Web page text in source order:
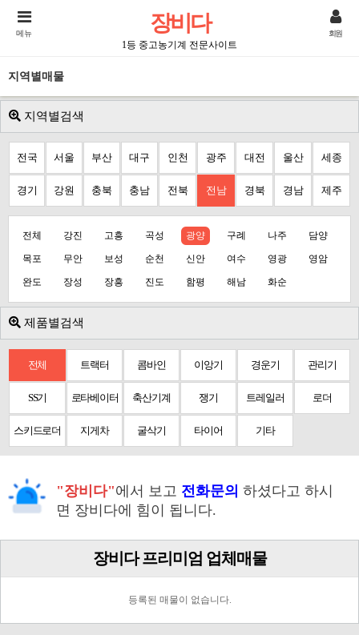
장비다
1등 중고농기계 전문사이트
메뉴 회원
지역별매물
지역별검색
전국 서울 부산 대구 인천 광주 대전 울산 세종
경기 강원 충북 충남 전북 전남 경북 경남 제주
전체 강진 고흥 곡성 광양 구례 나주 담양
목포 무안 보성 순천 신안 여수 영광 영암
완도 장성 장흥 진도 함평 해남 화순
제품별검색
전체 트랙터 콤바인 이앙기 경운기 관리기
SS기 로타베이터 축산기계 쟁기 트레일러 로더
스키드로더 지게차 굴삭기 타이어 기타
"장비다"에서 보고 전화문의 하셨다고 하시
면 장비다에 힘이 됩니다.
장비다 프리미엄 업체매물
등록된 매물이 없습니다.